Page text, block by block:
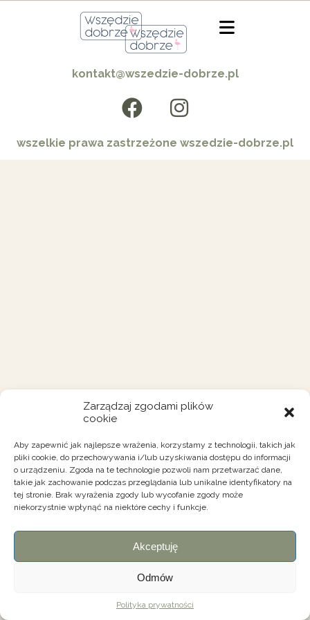
Zarządzaj zgodami plików
cookie
Aby zapewnić jak najlepsze wrażenia, korzystamy z technologii, takich jak
pliki cookie, do przechowywania i/lub uzyskiwania dostępu do informacji
o urządzeniu. Zgoda na te technologie pozwoli nam przetwarzać dane,
takie jak zachowanie podczas przeglądania lub unikalne identyfikatory na
tej stronie. Brak wyrażenia zgody lub wycofanie zgody może
niekorzystnie wpłynąć na niektóre cechy i funkcje.
Akceptuję
Odmów
Polityka prywatności
kontakt@wszedzie-dobrze.pl
wszelkie prawa zastrzeżone wszedzie-dobrze.pl